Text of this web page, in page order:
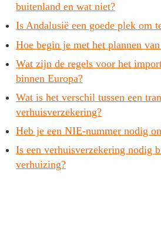
buitenland en wat niet?
Is Andalusië een goede plek om
Hoe begin je met het plannen
Wat zijn de regels voor het
binnen Europa?
Wat is het verschil tussen een
verhuisverzekering?
Heb je een NIE-nummer nodig
Is een verhuisverzekering nodig
verhuizing?